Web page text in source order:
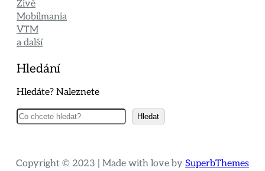
Živě
Mobilmania
VTM
a další
Hledání
Hledáte? Naleznete
Hledat
Hledat
Copyright © 2023 | Made with love by SuperbThemes